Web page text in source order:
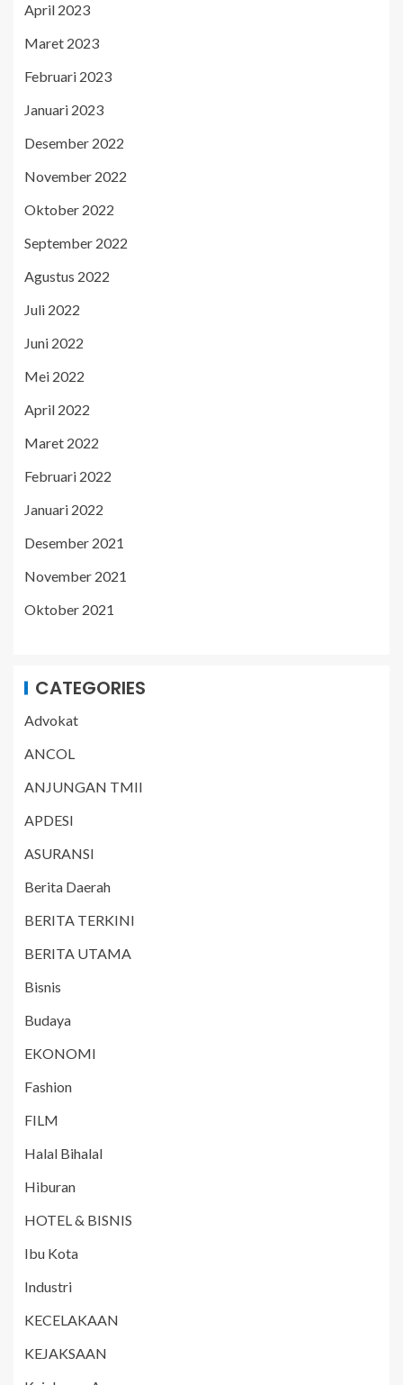
April 2023
Maret 2023
Februari 2023
Januari 2023
Desember 2022
November 2022
Oktober 2022
September 2022
Agustus 2022
Juli 2022
Juni 2022
Mei 2022
April 2022
Maret 2022
Februari 2022
Januari 2022
Desember 2021
November 2021
Oktober 2021
CATEGORIES
Advokat
ANCOL
ANJUNGAN TMII
APDESI
ASURANSI
Berita Daerah
BERITA TERKINI
BERITA UTAMA
Bisnis
Budaya
EKONOMI
Fashion
FILM
Halal Bihalal
Hiburan
HOTEL & BISNIS
Ibu Kota
Industri
KECELAKAAN
KEJAKSAAN